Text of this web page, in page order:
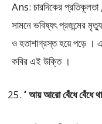
Ans: চারদিকের প্রতিকূলতা
সামনে ভবিষ্যৎ প্রজন্মের
ও হতাশাগ্রস্ত হয়ে পড়ে ।
কবির এই উক্তি ।
‘ আয় আরো বেঁধে বেঁধে